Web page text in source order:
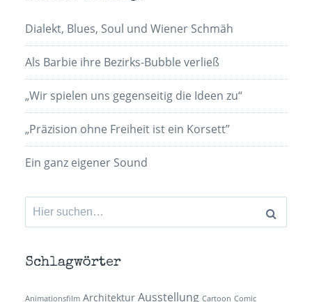
Dialekt, Blues, Soul und Wiener Schmäh
Als Barbie ihre Bezirks-Bubble verließ
„Wir spielen uns gegenseitig die Ideen zu“
„Präzision ohne Freiheit ist ein Korsett”
Ein ganz eigener Sound
Suchen
nach:
Schlagwörter
Animationsfilm Architektur Ausstellung Cartoon Comic